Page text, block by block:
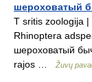
шероховатый
T sritis zoologija |
Rhinoptera
шероховатый
rajos …
Žuvų